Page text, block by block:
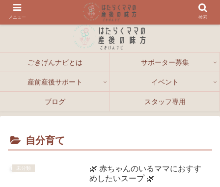
ごきげんナビとは サポーター募集
産前産後サポート イベント
ブログ スタッフ専用
自分育て
未分類
🌿 赤ちゃんのいるママにおすす
めしたいスープ 🌿
メニュー 検索